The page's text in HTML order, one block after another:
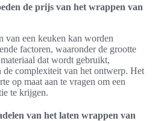
de prijs van het wrappen van
van een keuken kan worden
factoren, waaronder de grootte
dat wordt gebruikt,
de complexiteit van het ontwerp. Het
op maat aan te vragen om een
te krijgen.
van het laten wrappen van